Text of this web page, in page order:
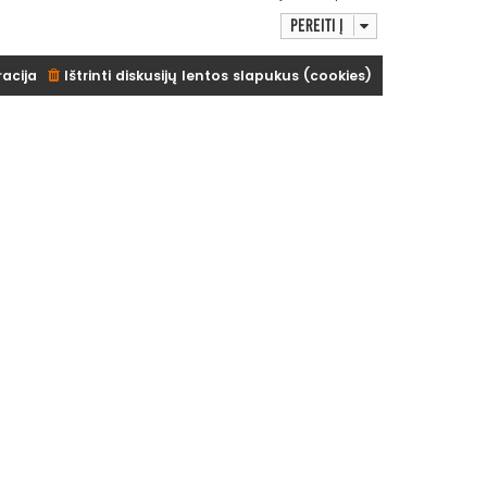
Pereiti į
Ištrinti diskusijų lentos slapukus (cookies)